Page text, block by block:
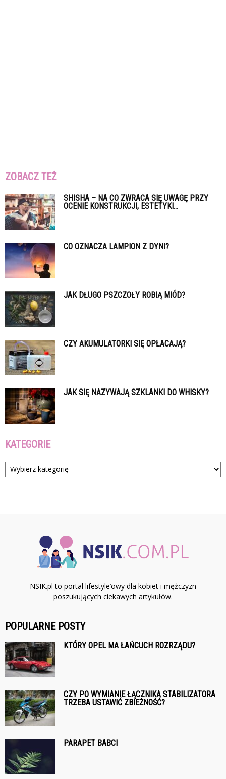
ZOBACZ TEŻ
SHISHA – NA CO ZWRACA SIĘ UWAGĘ PRZY
OCENIE KONSTRUKCJI, ESTETYKI...
CO OZNACZA LAMPION Z DYNI?
JAK DŁUGO PSZCZOŁY ROBIĄ MIÓD?
CZY AKUMULATORKI SIĘ OPŁACAJĄ?
JAK SIĘ NAZYWAJĄ SZKLANKI DO WHISKY?
KATEGORIE
Kategorie
NSIK.pl to portal lifestyle’owy dla kobiet i mężczyzn
poszukujących ciekawych artykułów.
POPULARNE POSTY
KTÓRY OPEL MA ŁAŃCUCH ROZRZĄDU?
CZY PO WYMIANIE ŁĄCZNIKA STABILIZATORA
TRZEBA USTAWIĆ ZBIEŻNOŚĆ?
PARAPET BABCI